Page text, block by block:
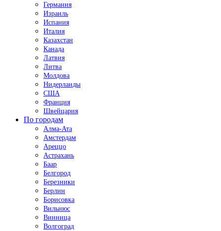
Германия
Израиль
Испания
Италия
Казахстан
Канада
Латвия
Литва
Молдова
Нидерланды
США
Франция
Швейцария
По городам
Алма-Ата
Амстердам
Ареццо
Астрахань
Баар
Белгород
Березники
Берлин
Борисовка
Вильнюс
Винница
Волгоград